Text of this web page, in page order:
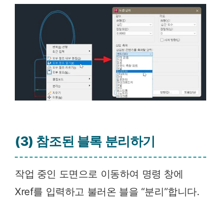
(3) 참조된 블록 분리하기
작업 중인 도면으로 이동하여 명령 창에
Xref를 입력하고 불러온 블을 “분리”합니다.